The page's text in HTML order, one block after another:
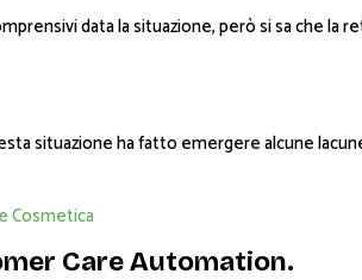
data la situazione, però si sa che
situazione ha fatto emergere alcune
Cosmetica
Care Automation.